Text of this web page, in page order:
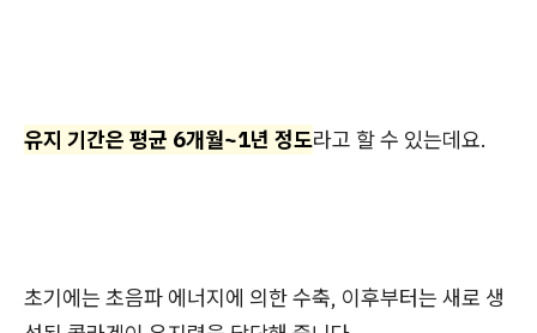
유지 기간은 평균 6개월~1년 정도라고 할 수 있는데요.
초기에는 초음파 에너지에 의한 수축, 이후부터는 새로 생